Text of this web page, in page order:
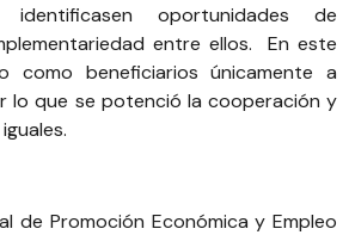
oportunidades de
entre ellos. En este
como beneficiarios únicamente a
lo que se potenció la cooperación y
de Promoción Económica y Empleo